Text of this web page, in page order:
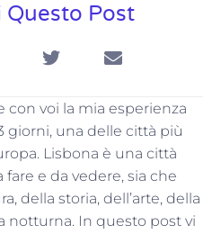
Questo Post
con voi la mia esperienza
giorni, una delle città più
Lisbona è una città
e da vedere, sia che
della storia, dell’arte, della
notturna. In questo post vi